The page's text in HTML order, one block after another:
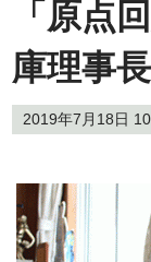
「原点
庫理事
2019年7月18日